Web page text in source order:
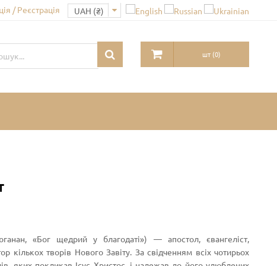
/ Реєстрація
шт(0)
кількох творів Нового Завіту. За свідченням всіх чотирьох